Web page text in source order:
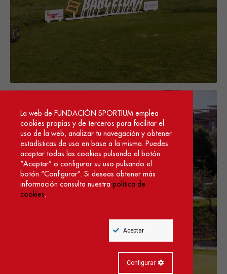
La web de FUNDACIÓN SPORTIUM emplea
cookies propias y de terceros para facilitar el
uso de la web, analizar tu navegación y obtener
estadísticas de uso en base a la misma. Puedes
aceptar todas las cookies pulsando el botón
“Aceptar” o configurar su uso pulsando el
botón “Configurar”. Si deseas obtener más
información consulta nuestra política de
cookies.
Aceptar
Configurar